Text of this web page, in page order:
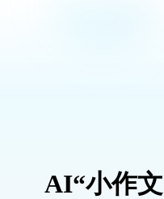
AI“小作